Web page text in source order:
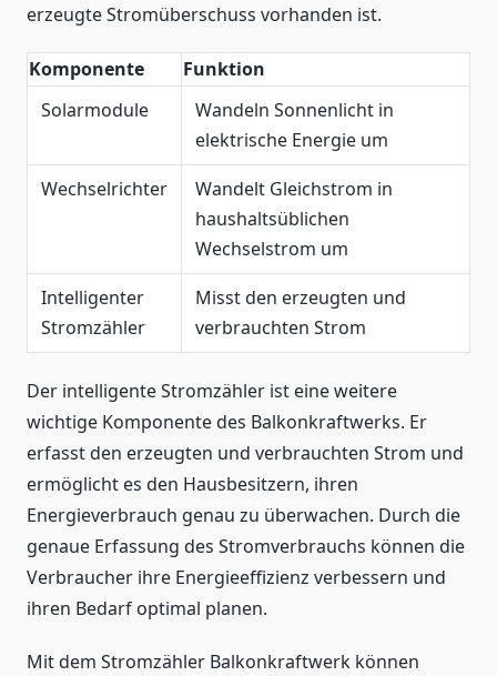
erzeugte Stromüberschuss vorhanden ist.
Komponente
Funktion
Solarmodule
Wandeln Sonnenlicht in
elektrische Energie um
Wechselrichter
Wandelt Gleichstrom in
haushaltsüblichen
Wechselstrom um
Intelligenter
Stromzähler
Misst den erzeugten und
verbrauchten Strom
Der intelligente Stromzähler ist eine weitere
wichtige Komponente des Balkonkraftwerks. Er
erfasst den erzeugten und verbrauchten Strom und
ermöglicht es den Hausbesitzern, ihren
Energieverbrauch genau zu überwachen. Durch die
genaue Erfassung des Stromverbrauchs können die
Verbraucher ihre Energieeffizienz verbessern und
ihren Bedarf optimal planen.
Mit dem Stromzähler Balkonkraftwerk können